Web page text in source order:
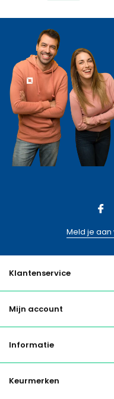
Meld je
Klantenservice
Mijn account
Informatie
Keurmerken